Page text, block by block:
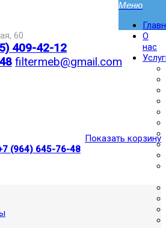
60
409-42-12
filtermeb@gmail.com
Показать корзину
(964) 645-76-48
О
нас